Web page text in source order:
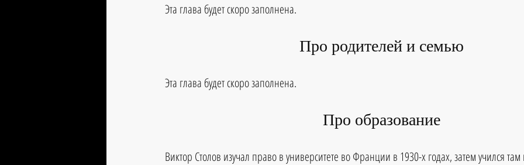
Эта глава будет скоро заполнена.
Про родителей и семью
Эта глава будет скоро заполнена.
Про образование
Виктор Столов изучал право в университете во Франции в 1930-х годах, затем учился